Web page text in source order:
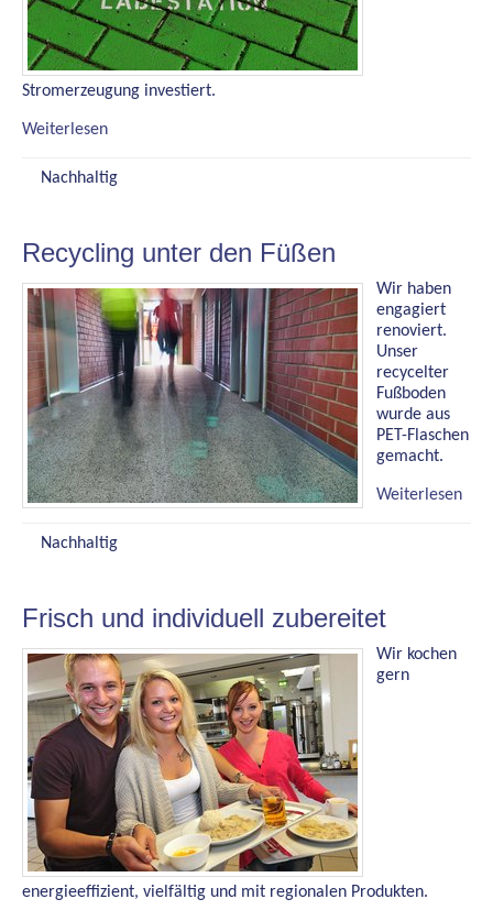
130
180
200
240
250
270
Stromerzeugung investiert.
Weiterlesen
Nachhaltig
Recycling unter den Füßen
Wir haben
engagiert
renoviert.
Unser
recycelter
Fußboden
wurde aus
PET-Flaschen
gemacht.
Weiterlesen
Nachhaltig
Frisch und individuell zubereitet
Wir kochen
gern
energieeffizient, vielfältig und mit regionalen Produkten.